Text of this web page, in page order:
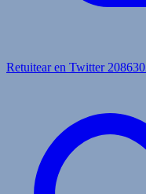
Retuitear en Twitter